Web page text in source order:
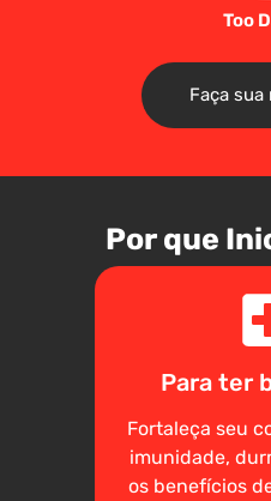
Too
Faça
Por que
Para ter
Fortaleça seu
imunidade,
os benefícios